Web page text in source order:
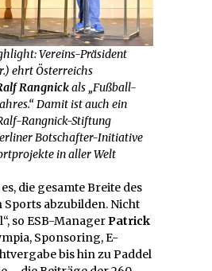
Vereins-Präsident
ehrt Österreichs
Rangnickals „Fußball-
Damit ist auch ein
Rangnick-Stiftung
Botschafter-Initiative
in aller Welt
die gesamte Breite des
abzubilden. Nicht
so ESB-ManagerPatrick
Sponsoring, E-
bis hin zu Paddel